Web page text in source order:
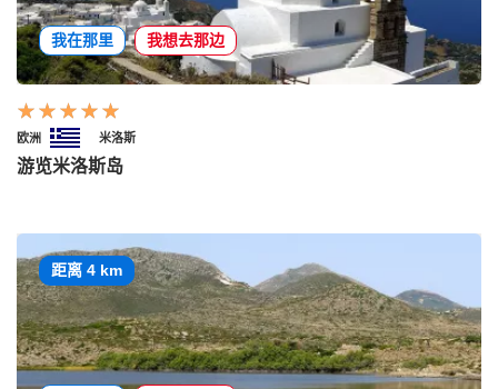
我在那里 我想去那边
欧洲 米洛斯
游览米洛斯岛
距离 4 km